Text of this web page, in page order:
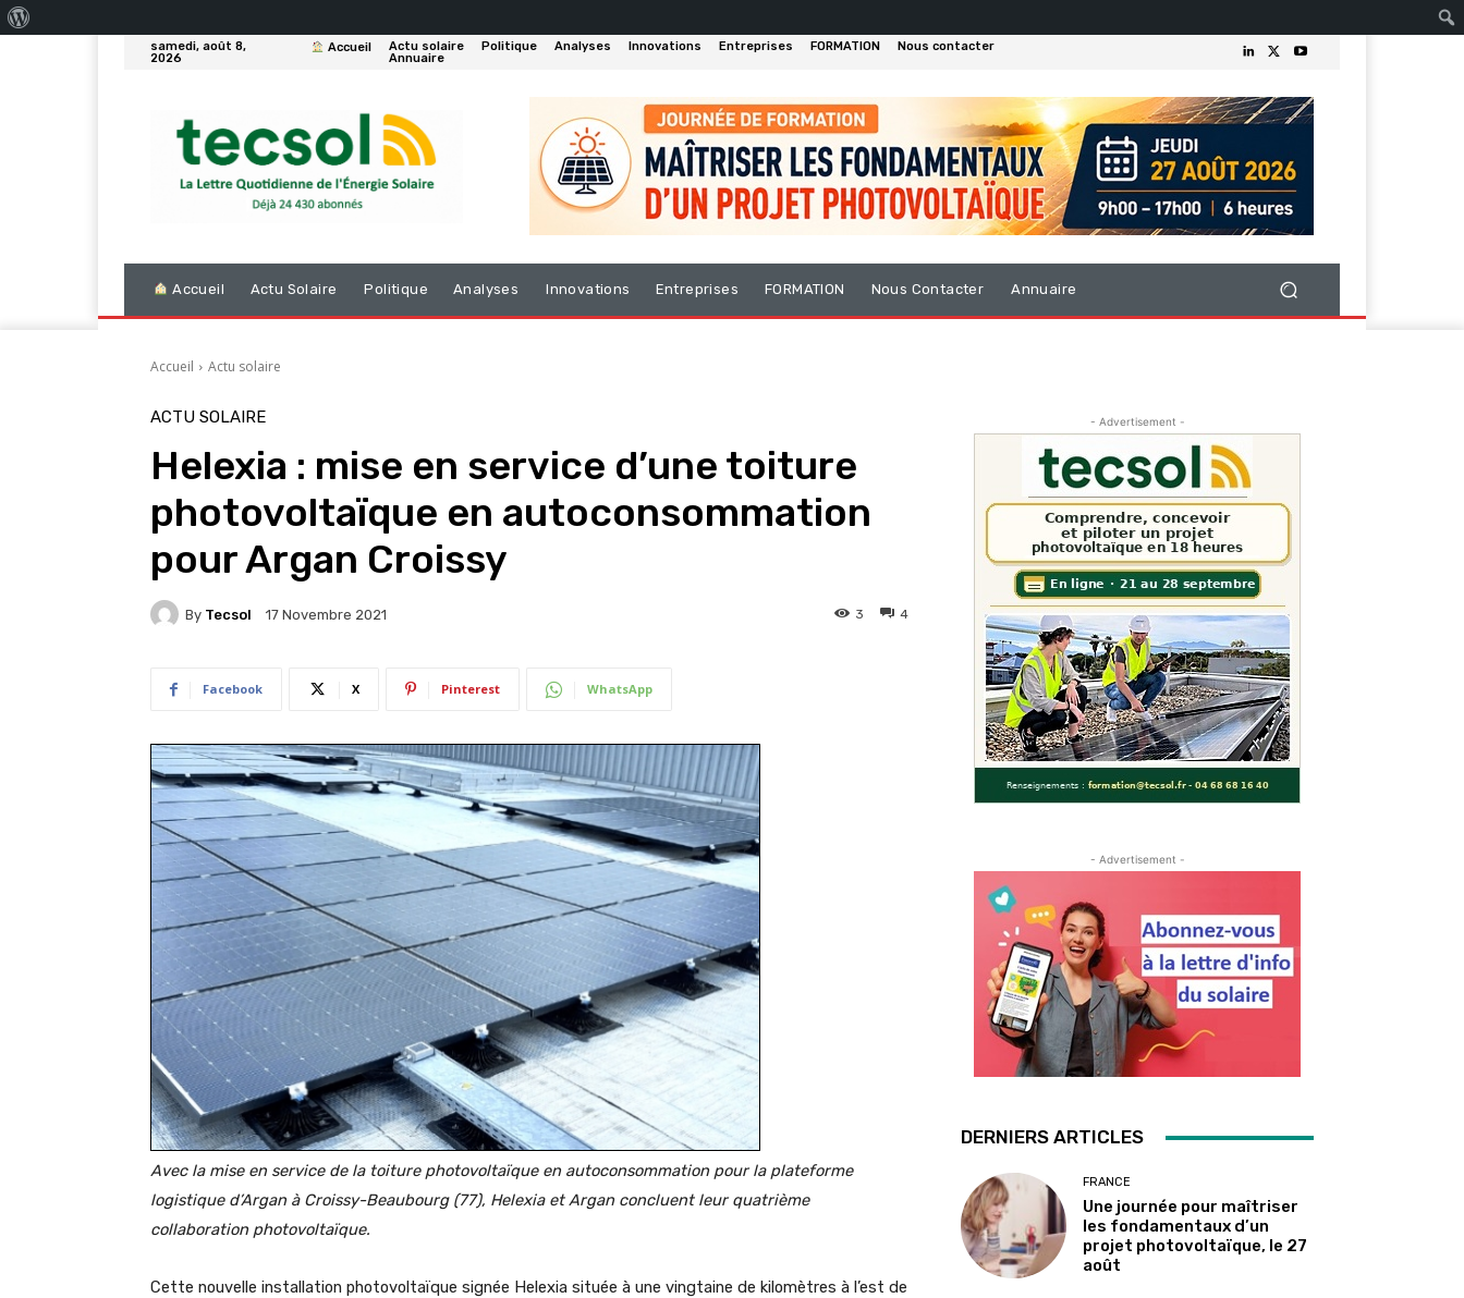
samedi, août 8,
2026
Accueil Actu solaire Politique Analyses Innovations Entreprises FORMATION
Nous contacter
Annuaire
Accueil Actu Solaire Politique Analyses Innovations Entreprises FORMATION Nous Contacter Annuaire
Accueil Actu solaire
ACTU SOLAIRE
Helexia : mise en service d’une toiture
photovoltaïque en autoconsommation
pour Argan Croissy
By Tecsol 17 Novembre 2021 4
3
Facebook X Pinterest WhatsApp
Avec la mise en service de la toiture photovoltaïque en autoconsommation pour la plateforme
logistique d’Argan à Croissy-Beaubourg (77), Helexia et Argan concluent leur quatrième
collaboration photovoltaïque.
Cette nouvelle installation photovoltaïque signée Helexia située à une vingtaine de kilomètres à l’est de
- Advertisement -
- Advertisement -
DERNIERS ARTICLES
FRANCE
Une journée pour maîtriser
les fondamentaux d’un
projet photovoltaïque, le 27
août